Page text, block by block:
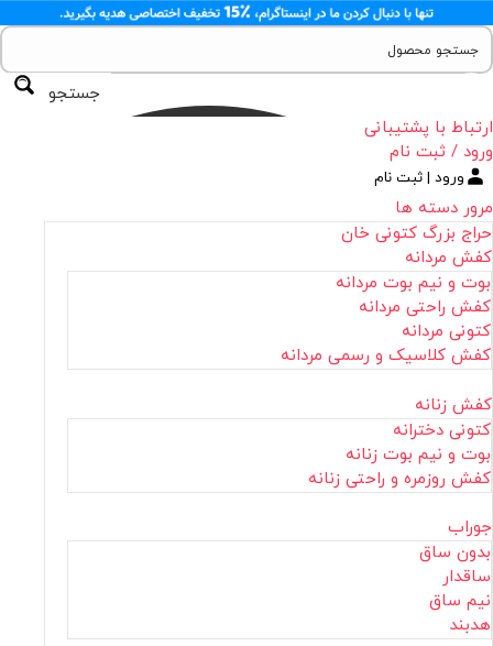
جستجو
ارتباط با پشتیبانی
ورود / ثبت نام
ورود | ثبت نام
مرور دسته ها
حراج بزرگ کتونی خان
کفش مردانه
بوت و نیم بوت مردانه
کفش راحتی مردانه
کتونی مردانه
کفش کلاسیک و رسمی مردانه
کفش زنانه
کتونی دخترانه
بوت و نیم بوت زنانه
کفش روزمره و راحتی زنانه
جوراب
بدون ساق
ساقدار
نیم ساق
هدبند